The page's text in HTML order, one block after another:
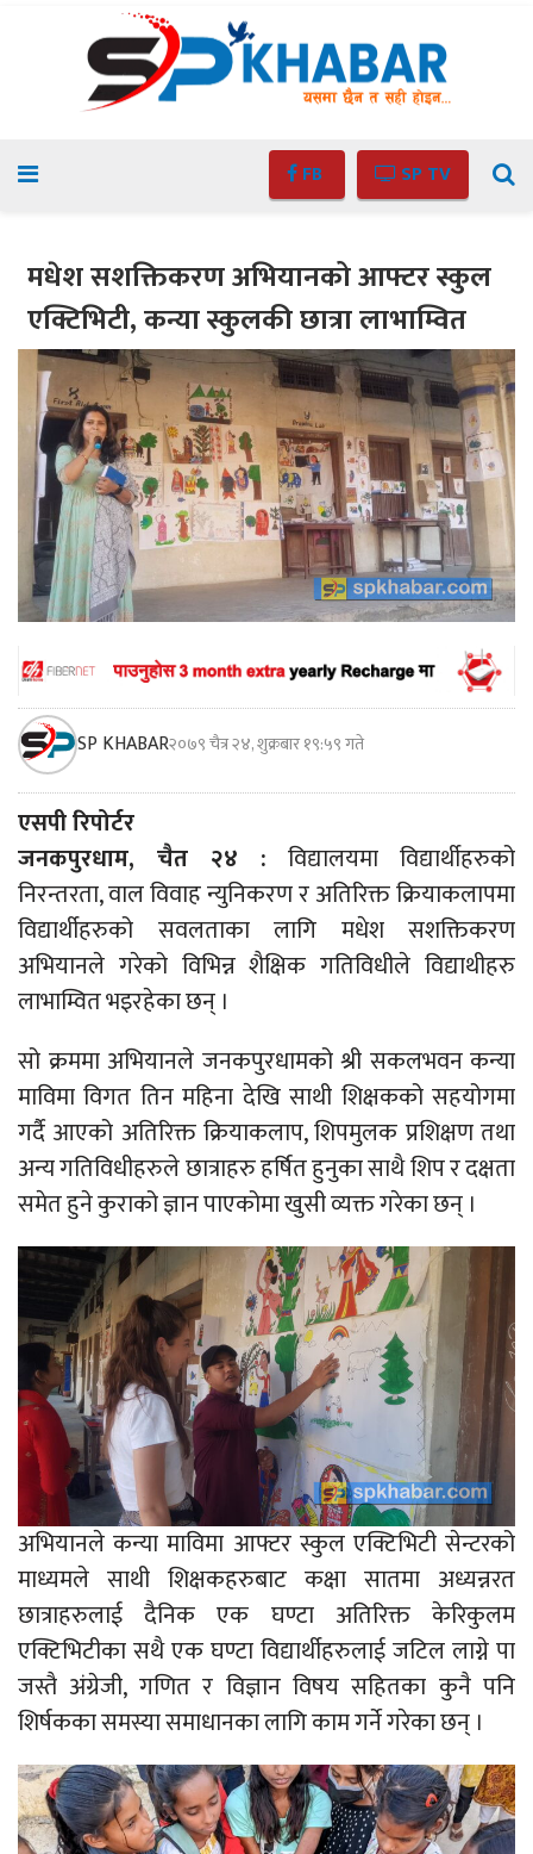
FB SP TV
मधेश सशक्तिकरण अभियानको आफ्टर स्कुल
एक्टिभिटी, कन्या स्कुलकी छात्रा लाभाम्वित
SP KHABAR२०७९ चैत्र २४, शुक्रबार १९:५९ गते
एसपी रिपोर्टर
जनकपुरधाम, चैत २४ : विद्यालयमा विद्यार्थीहरुको
निरन्तरता, वाल विवाह न्युनिकरण र अतिरिक्त क्रियाकलापमा
विद्यार्थीहरुको सवलताका लागि मधेश सशक्तिकरण
अभियानले गरेको विभिन्न शैक्षिक गतिविधीले विद्याथीहरु
लाभाम्वित भइरहेका छन् ।
सो क्रममा अभियानले जनकपुरधामको श्री सकलभवन कन्या
माविमा विगत तिन महिना देखि साथी शिक्षकको सहयोगमा
गर्दै आएको अतिरिक्त क्रियाकलाप, शिपमुलक प्रशिक्षण तथा
अन्य गतिविधीहरुले छात्राहरु हर्षित हुनुका साथै शिप र दक्षता
समेत हुने कुराको ज्ञान पाएकोमा खुसी व्यक्त गरेका छन् ।
अभियानले कन्या माविमा आफ्टर स्कुल एक्टिभिटी सेन्टरको
माध्यमले साथी शिक्षकहरुबाट कक्षा सातमा अध्यन्नरत
छात्राहरुलाई दैनिक एक घण्टा अतिरिक्त केरिकुलम
एक्टिभिटीका सथै एक घण्टा विद्यार्थीहरुलाई जटिल लाग्ने पा
जस्तै अंग्रेजी, गणित र विज्ञान विषय सहितका कुनै पनि
शिर्षकका समस्या समाधानका लागि काम गर्ने गरेका छन् ।